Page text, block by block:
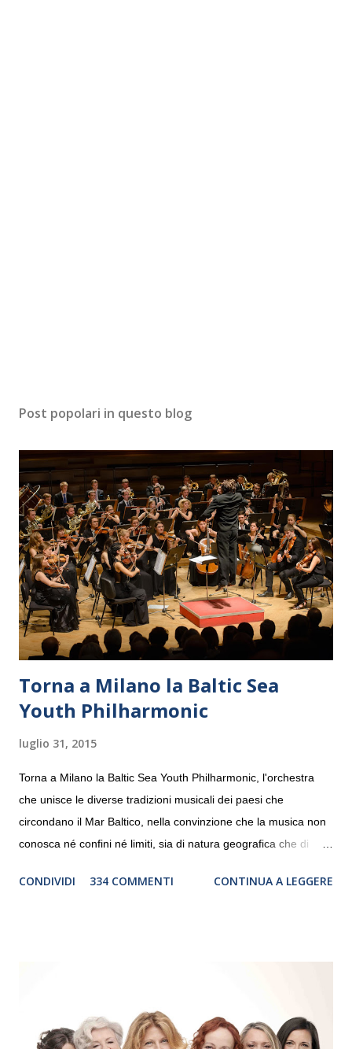
Post popolari in questo blog
Torna a Milano la Baltic Sea
Youth Philharmonic
luglio 31, 2015
Torna a Milano la Baltic Sea Youth Philharmonic, l'orchestra
che unisce le diverse tradizioni musicali dei paesi che
circondano il Mar Baltico, nella convinzione che la musica non
conosca né confini né limiti, sia di natura geografica che di
debutterà il 10 settembre a Heiden, in Germania, e toccherà, in
“Settembre dell’Accademia” dove si esibirà per il secondo anno
consecutivo. Il pubblico milanese avrà il piacere di applaudire i
CONDIVIDI 334 COMMENTI CONTINUA A LEGGERE